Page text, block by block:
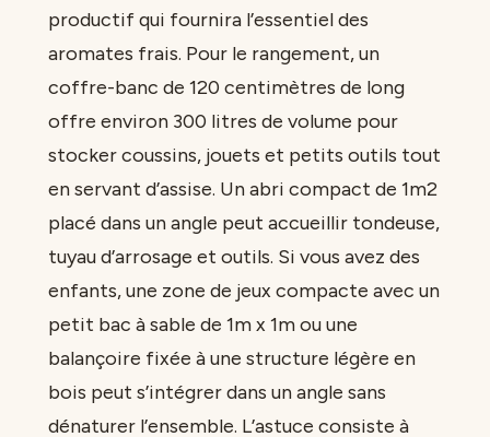
productif qui fournira l’essentiel des
aromates frais. Pour le rangement, un
coffre-banc de 120 centimètres de long
offre environ 300 litres de volume pour
stocker coussins, jouets et petits outils tout
en servant d’assise. Un abri compact de 1m2
placé dans un angle peut accueillir tondeuse,
tuyau d’arrosage et outils. Si vous avez des
enfants, une zone de jeux compacte avec un
petit bac à sable de 1m x 1m ou une
balançoire fixée à une structure légère en
bois peut s’intégrer dans un angle sans
dénaturer l’ensemble. L’astuce consiste à